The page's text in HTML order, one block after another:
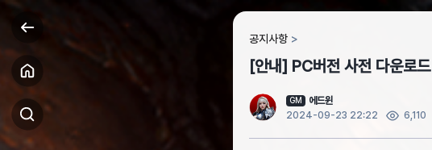
공지사항
[안내] PC버전 사전 다운로
GM
에드윈
2024-09-23 22:22
6,110